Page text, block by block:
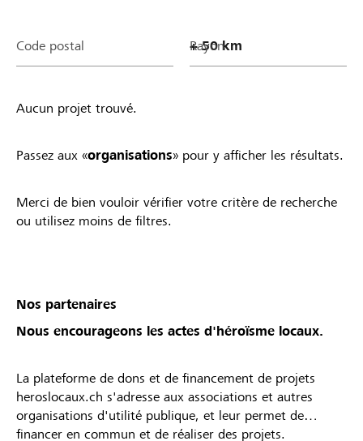
Code postal Rayon
Aucun projet trouvé.
Passez aux «organisations» pour y afficher les résultats.
Merci de bien vouloir vérifier votre critère de recherche
ou utilisez moins de filtres.
Nos partenaires
Nous encourageons les actes d'héroïsme locaux.
La plateforme de dons et de financement de projets
heroslocaux.ch s'adresse aux associations et autres
organisations d'utilité publique, et leur permet de
financer en commun et de réaliser des projets.